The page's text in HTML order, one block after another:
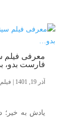
فارست بدو،
آذر 19, 1401
یادش به خیر؛